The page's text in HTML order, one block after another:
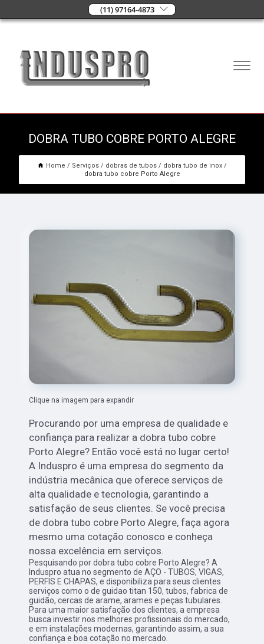
(11) 97164-4873
DOBRA TUBO COBRE PORTO ALEGRE
Home Serviços dobras de tubos
dobra tubo de inox
dobra tubo cobre Porto Alegre
Clique na imagem para expandir
Procurando por uma empresa de qualidade e
confiança para realizar a dobra tubo cobre
Porto Alegre? Então você está no lugar certo!
A Induspro é uma empresa do segmento da
indústria mecânica que oferece serviços de
alta qualidade e tecnologia, garantindo a
satisfação de seus clientes. Se você precisa
de dobra tubo cobre Porto Alegre, faça agora
mesmo uma cotação conosco e conheça
nossa excelência em serviços.
Pesquisando por dobra tubo cobre Porto Alegre? A
Induspro atua no segmento de AÇO - TUBOS, VIGAS,
PERFIS E CHAPAS, e disponibiliza para seus clientes
serviços como o de guidao titan 150, tubos, fabrica de
guidão, cercas de arame, arames e peças tubulares.
Para uma maior satisfação dos clientes, a empresa
busca investir nos melhores profissionais do mercado,
e em instalações modernas, garantindo assim, a sua
confiança e boa cotação no mercado.